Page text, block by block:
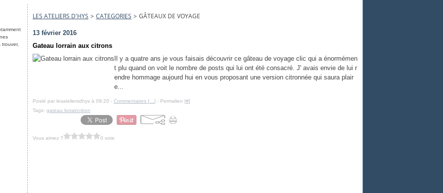
LES ATELIERS D'HYS > CATEGORIES > GÂTEAUX DE VOYAGE
13 février 2016
Gateau lorrain aux citrons
Il y a quatre ans je vous faisais découvrir ce gâteau de voyage clic qui a énormémen
t plu quand on voit le nombre de posts qui lui ont été consacré. J' avais envie de lui r
endre hommage aujourd hui en vous proposant une version citronnée qui saura plair
e...
Posté par lesateliersdhys à 09:20 - Commentaires [ ] - Permalien [#]
Tags: gateau lorraincitron
Vous aimez ? 0 vote